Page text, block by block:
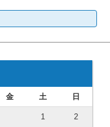
金 土 日
1 2